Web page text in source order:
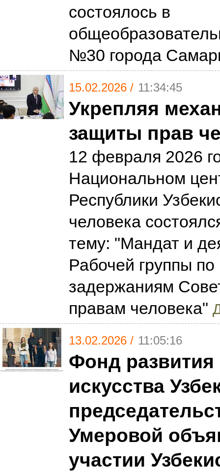
состоялось в
№30 города
15.02.2026 / 11:34:45
Укрепляя
защиты прав
12 февраля 2026
Национальном
Республики
человека
тему: "Мандат и
Рабочей группы
задержаниям
правам человека"
13.02.2026 / 11:05:16
Фонд развития
искусства
Умеровой
участии